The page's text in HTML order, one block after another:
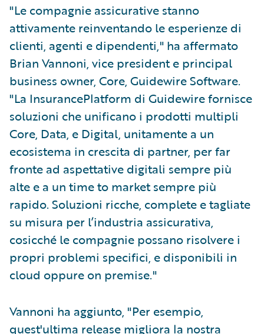
"Le compagnie assicurative stanno
attivamente reinventando le esperienze di
clienti, agenti e dipendenti," ha affermato
Brian Vannoni, vice president e principal
business owner, Core, Guidewire Software.
"La InsurancePlatform di Guidewire fornisce
soluzioni che unificano i prodotti multipli
Core, Data, e Digital, unitamente a un
ecosistema in crescita di partner, per far
fronte ad aspettative digitali sempre più
alte e a un time to market sempre più
rapido. Soluzioni ricche, complete e tagliate
su misura per l’industria assicurativa,
cosicché le compagnie possano risolvere i
propri problemi specifici, e disponibili in
cloud oppure on premise."
Vannoni ha aggiunto, "Per esempio,
quest'ultima release migliora la nostra